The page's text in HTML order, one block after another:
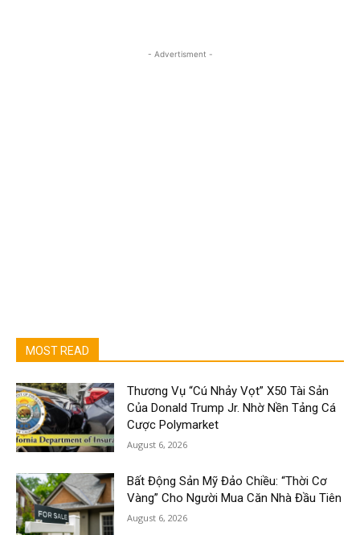
- Advertisment -
MOST READ
Thương Vụ “Cú Nhảy Vọt” X50 Tài Sản
Của Donald Trump Jr. Nhờ Nền Tảng Cá
Cược Polymarket
August 6, 2026
Bất Động Sản Mỹ Đảo Chiều: “Thời Cơ
Vàng” Cho Người Mua Căn Nhà Đầu Tiên
August 6, 2026